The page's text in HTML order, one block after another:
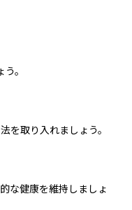
。
を取り入れましょう。
な健康を維持しましょ